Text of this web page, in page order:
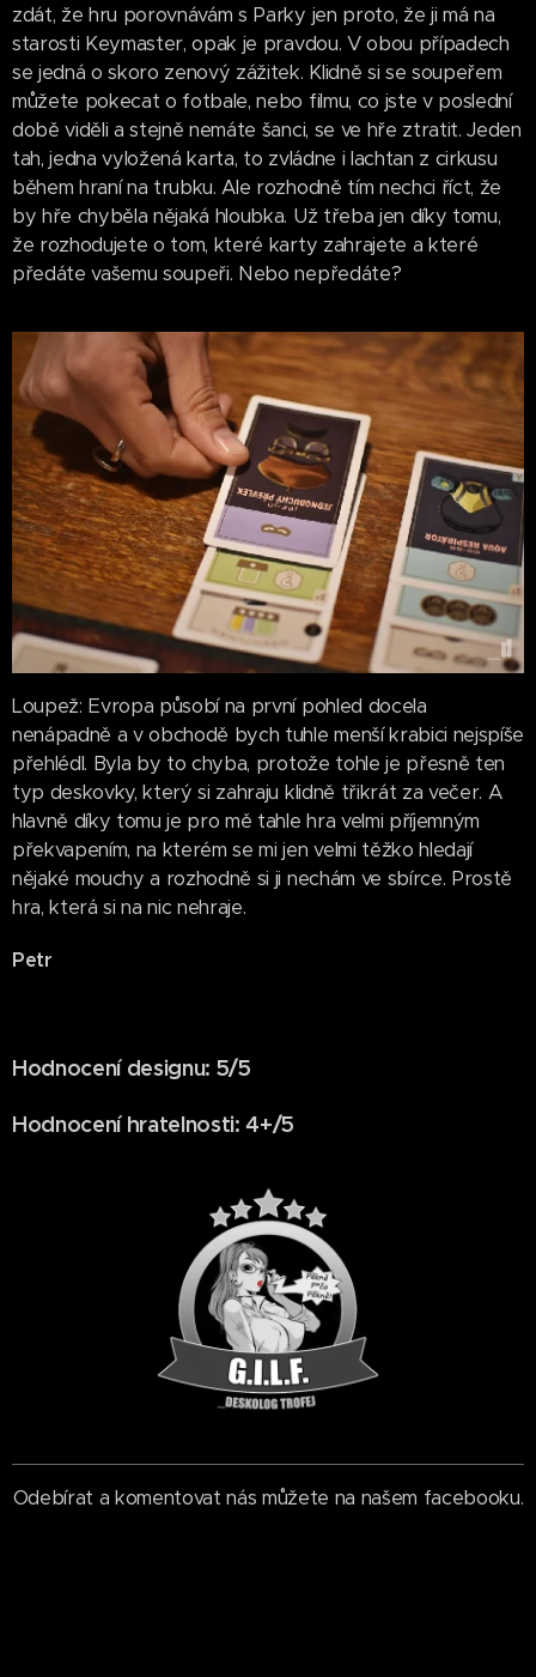
zdát, že hru porovnávám s Parky jen proto, že ji má na
starosti Keymaster, opak je pravdou. V obou případech
se jedná o skoro zenový zážitek. Klidně si se soupeřem
můžete pokecat o fotbale, nebo filmu, co jste v poslední
době viděli a stejně nemáte šanci, se ve hře ztratit. Jeden
tah, jedna vyložená karta, to zvládne i lachtan z cirkusu
během hraní na trubku. Ale rozhodně tím nechci říct, že
by hře chyběla nějaká hloubka. Už třeba jen díky tomu,
že rozhodujete o tom, které karty zahrajete a které
předáte vašemu soupeři. Nebo nepředáte?
Loupež: Evropa působí na první pohled docela
nenápadně a v obchodě bych tuhle menší krabici nejspíše
přehlédl. Byla by to chyba, protože tohle je přesně ten
typ deskovky, který si zahraju klidně třikrát za večer. A
hlavně díky tomu je pro mě tahle hra velmi příjemným
překvapením, na kterém se mi jen velmi těžko hledají
nějaké mouchy a rozhodně si ji nechám ve sbírce. Prostě
hra, která si na nic nehraje.
Petr
Hodnocení designu: 5/5
Hodnocení hratelnosti: 4+/5
Odebírat a komentovat nás můžete na našem facebooku.